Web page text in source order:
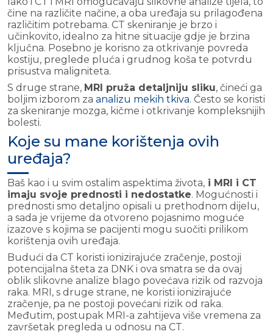
čine na različite načine, a oba uređaja su prilagođena
različitim potrebama. CT skeniranje je brzo i
učinkovito, idealno za hitne situacije gdje je brzina
ključna. Posebno je korisno za otkrivanje povreda
kostiju, preglede pluća i grudnog koša te potvrdu
prisustva maligniteta.
S druge strane, MRI pruža detaljniju sliku, čineći ga
boljim izborom za analizu mekih tkiva. Često se koristi
za skeniranje mozga, kičme i otkrivanje kompleksnijih
bolesti.
Koje su mane korištenja ovih
uređaja?
Baš kao i u svim ostalim aspektima života, i MRI i CT
imaju svoje prednosti i nedostatke. Mogućnosti i
prednosti smo detaljno opisali u prethodnom dijelu,
a sada je vrijeme da otvoreno pojasnimo moguće
izazove s kojima se pacijenti mogu suočiti prilikom
korištenja ovih uređaja.
Budući da CT koristi ionizirajuće zračenje, postoji
potencijalna šteta za DNK i ova smatra se da ovaj
oblik slikovne analize blago povećava rizik od razvoja
raka. MRI, s druge strane, ne koristi ionizirajuće
zračenje, pa ne postoji povećani rizik od raka.
Međutim, postupak MRI-a zahtijeva više vremena za
završetak pregleda u odnosu na CT.